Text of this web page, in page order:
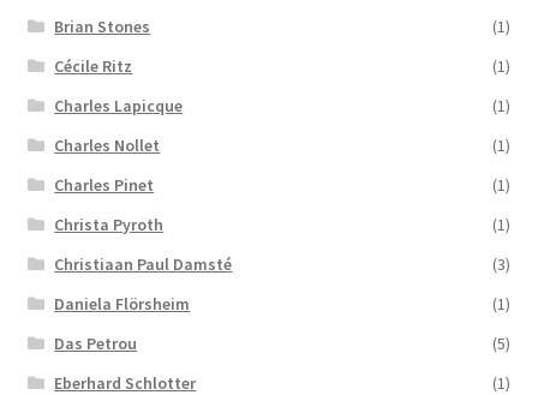
Brian Stones
(1)
Cécile Ritz
(1)
Charles Lapicque
(1)
Charles Nollet
(1)
Charles Pinet
(1)
Christa Pyroth
(1)
Christiaan Paul Damsté
(3)
Daniela Flörsheim
(1)
Das Petrou
(5)
Eberhard Schlotter
(1)